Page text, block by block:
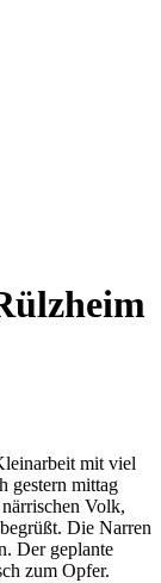
mit viel
gestern mittag
Volk,
Die Narren
Der geplante
zum Opfer.